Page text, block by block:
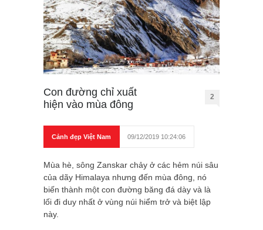
Con đường chỉ xuất
hiện vào mùa đông
2
Cảnh đẹp Việt Nam 09/12/2019 10:24:06
Mùa hè, sông Zanskar chảy ở các hẻm núi sâu
của dãy Himalaya nhưng đến mùa đông, nó
biến thành một con đường băng đá dày và là
lối đi duy nhất ở vùng núi hiểm trở và biệt lập
này.